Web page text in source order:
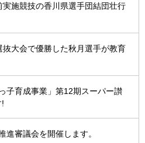
施競技の香川県選手団結団壮行
大会で優勝した秋月選手が教育
子育成事業」第12期スーパー讃
進審議会を開催します。